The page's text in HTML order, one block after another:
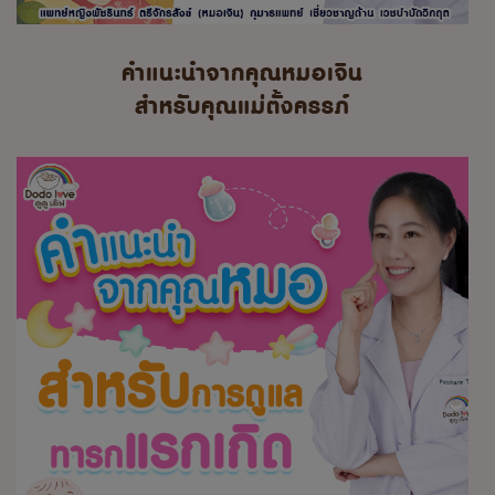
คำแนะนำจากคุณหมอเจิน
สำหรับคุณแม่ตั้งครรภ์